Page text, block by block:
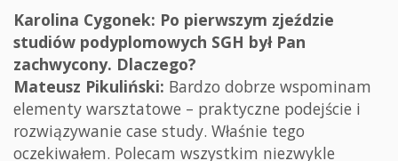
Karolina Cygonek: Po pierwszym zjeździe
studiów podyplomowych SGH był Pan
zachwycony. Dlaczego?
Mateusz Pikuliński: Bardzo dobrze wspominam
elementy warsztatowe – praktyczne podejście i
rozwiązywanie case study. Właśnie tego
oczekiwałem. Polecam wszystkim niezwykle